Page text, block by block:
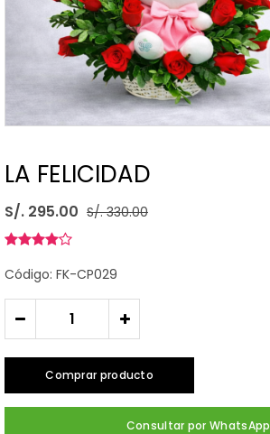
LA FELICIDAD
S/. 295.00 S/. 330.00
Código: FK-CP029
- +
Comprar producto
Consultar por WhatsApp